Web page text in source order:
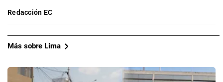
Redacción EC
Más sobre Lima